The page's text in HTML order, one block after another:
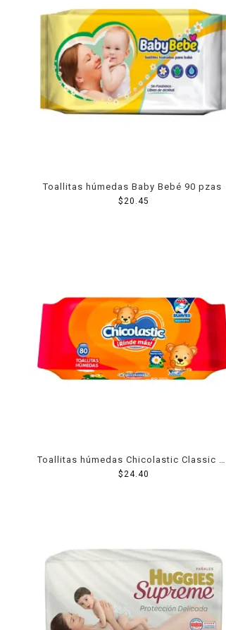
Toallitas húmedas Baby Bebé 90 pzas
$20.45
Toallitas húmedas Chicolastic Classic 80
pzas
$24.40